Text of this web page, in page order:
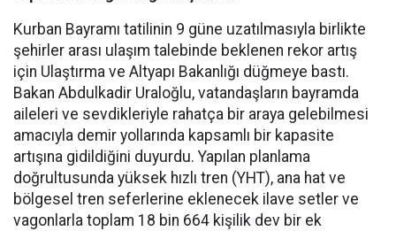
Kurban Bayramı tatilinin 9 güne uzatılmasıyla birlikte
şehirler arası ulaşım talebinde beklenen rekor artış
için Ulaştırma ve Altyapı Bakanlığı düğmeye bastı.
Bakan Abdulkadir Uraloğlu, vatandaşların bayramda
aileleri ve sevdikleriyle rahatça bir araya gelebilmesi
amacıyla demir yollarında kapsamlı bir kapasite
artışına gidildiğini duyurdu. Yapılan planlama
doğrultusunda yüksek hızlı tren (YHT), ana hat ve
bölgesel tren seferlerine eklenecek ilave setler ve
vagonlarla toplam 18 bin 664 kişilik dev bir ek